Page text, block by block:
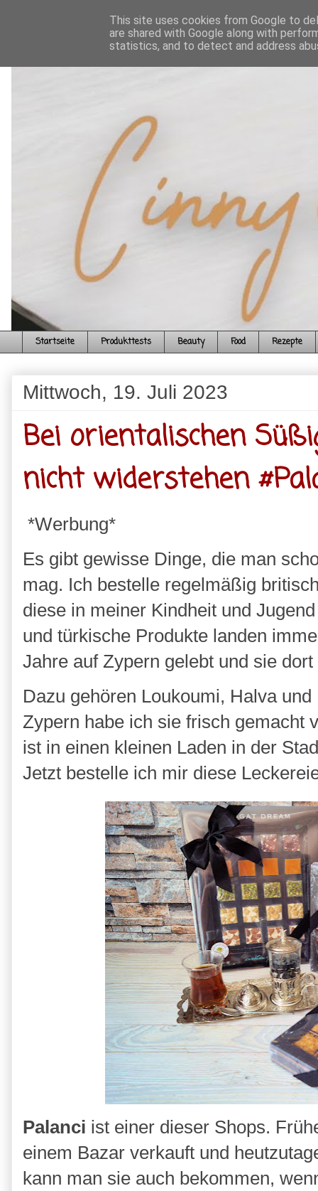
Startseite Produkttests Beauty Food Rezepte
Mittwoch, 19. Juli 2023
Bei orientalischen
nicht widerstehen
*Werbung*
Es gibt gewisse Dinge, die man
mag. Ich bestelle regelmäßig
diese in meiner Kindheit und
und türkische Produkte landen
Jahre auf Zypern gelebt und sie
Dazu gehören Loukoumi, Halva
Zypern habe ich sie frisch gemacht
ist in einen kleinen Laden in der
Jetzt bestelle ich mir diese
Palanci ist einer dieser Shops.
einem Bazar verkauft und
kann man sie auch bekommen,
This site uses cookies from Google to
are shared with Google along with
statistics, and to detect and address